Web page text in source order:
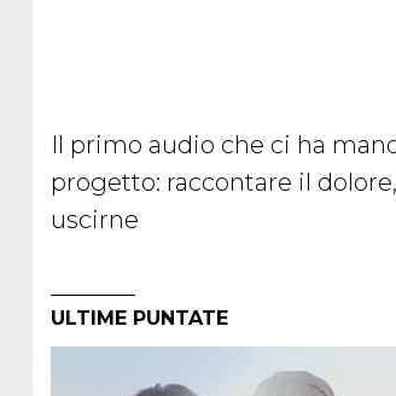
Il primo audio che ci ha
progetto: raccontare il
uscirne
ULTIME PUNTATE